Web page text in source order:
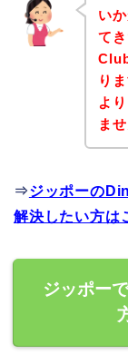
い
て
り
よ
ませ
⇒ジッポーの
解決したい方は
ジッポー